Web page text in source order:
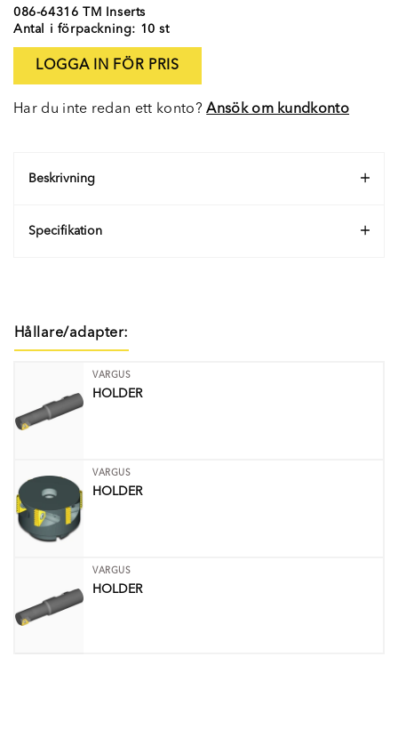
086-64316 TM Inserts
Antal i förpackning: 10 st
LOGGA IN FÖR PRIS
Har du inte redan ett konto?Ansök om kundkonto
Beskrivning
Specifikation
Hållare/adapter:
VARGUS
HOLDER
VARGUS
HOLDER
VARGUS
HOLDER